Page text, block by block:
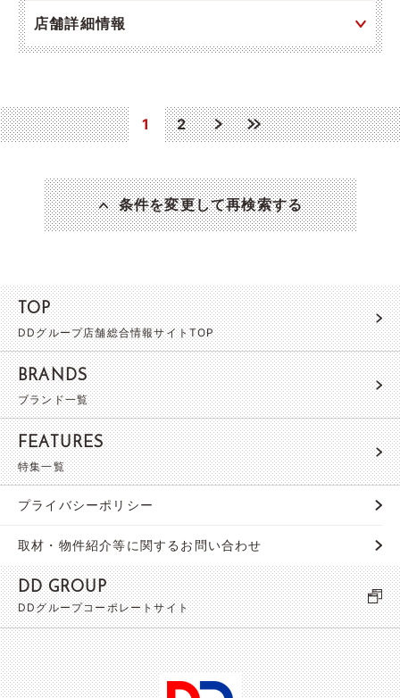
店舗詳細情報
1 2
条件を変更して再検索する
TOP
DDグループ店舗総合情報サイトTOP
BRANDS
ブランド一覧
FEATURES
特集一覧
プライバシーポリシー
取材・物件紹介等に関するお問い合わせ
DD GROUP
DDグループコーポレートサイト